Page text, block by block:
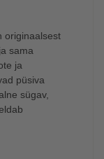
originaalsest
sama
ja
püsiva
sügav,